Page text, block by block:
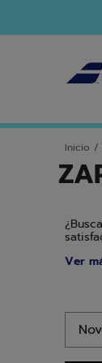
Inicio /
sino
Ver
Ir a